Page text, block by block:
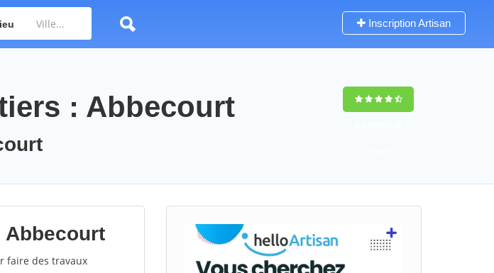
Inscription Artisan
: Abbecourt
faire des travaux